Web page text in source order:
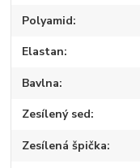
Polyamid
Elastan
Bavlna
Zesílený sed
Zesílená špička